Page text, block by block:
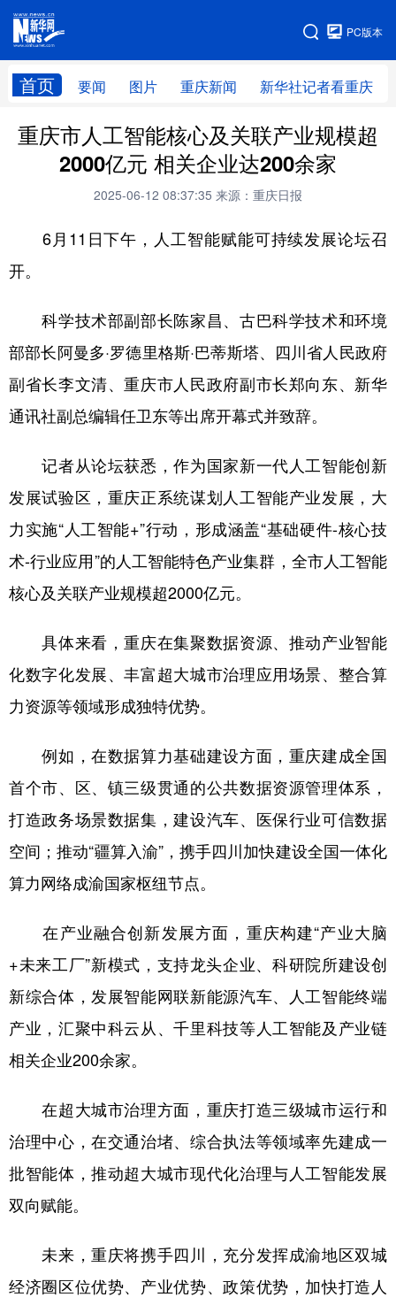
PC版本
首页 要闻 图片 重庆新闻 新华社记者看重庆
网站地图
重庆市人工智能核心及关联产业规模超
2000亿元 相关企业达200余家
2025-06-12 08:37:35 来源：重庆日报
6月11日下午，人工智能赋能可持续发展论坛召
开。
科学技术部副部长陈家昌、古巴科学技术和环境
部部长阿曼多·罗德里格斯·巴蒂斯塔、四川省人民政府
副省长李文清、重庆市人民政府副市长郑向东、新华
通讯社副总编辑任卫东等出席开幕式并致辞。
记者从论坛获悉，作为国家新一代人工智能创新
发展试验区，重庆正系统谋划人工智能产业发展，大
力实施“人工智能+”行动，形成涵盖“基础硬件-核心技
术-行业应用”的人工智能特色产业集群，全市人工智能
核心及关联产业规模超2000亿元。
具体来看，重庆在集聚数据资源、推动产业智能
化数字化发展、丰富超大城市治理应用场景、整合算
力资源等领域形成独特优势。
例如，在数据算力基础建设方面，重庆建成全国
首个市、区、镇三级贯通的公共数据资源管理体系，
打造政务场景数据集，建设汽车、医保行业可信数据
空间；推动“疆算入渝”，携手四川加快建设全国一体化
算力网络成渝国家枢纽节点。
在产业融合创新发展方面，重庆构建“产业大脑
+未来工厂”新模式，支持龙头企业、科研院所建设创
新综合体，发展智能网联新能源汽车、人工智能终端
产业，汇聚中科云从、千里科技等人工智能及产业链
相关企业200余家。
在超大城市治理方面，重庆打造三级城市运行和
治理中心，在交通治堵、综合执法等领域率先建成一
批智能体，推动超大城市现代化治理与人工智能发展
双向赋能。
未来，重庆将携手四川，充分发挥成渝地区双城
经济圈区位优势、产业优势、政策优势，加快打造人